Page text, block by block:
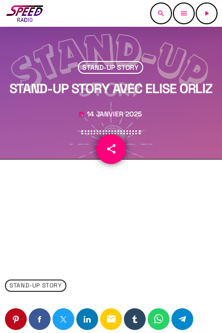
search menu play_arrow
STAND-UP STORY
STAND-UP STORY AVEC ELISE ORLIZ
today 14 JANVIER 2025
share
email
STAND-UP STORY
email